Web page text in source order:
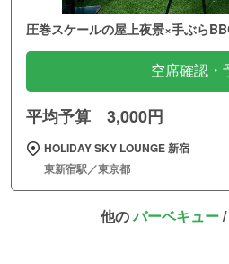
圧巻スケールの屋上夜景×手ぶら
空席確認・
平均予算 3,000円
HOLIDAY SKY LOUNGE 新宿
東新宿駅／東京都
他のバーベキュー/